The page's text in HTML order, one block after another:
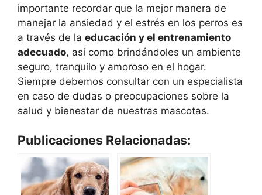
importante recordar que la mejor manera de
manejar la ansiedad y el estrés en los perros es
a través de la educación y el entrenamiento
adecuado, así como brindándoles un ambiente
seguro, tranquilo y amoroso en el hogar.
Siempre debemos consultar con un especialista
en caso de dudas o preocupaciones sobre la
salud y bienestar de nuestras mascotas.
Publicaciones Relacionadas: